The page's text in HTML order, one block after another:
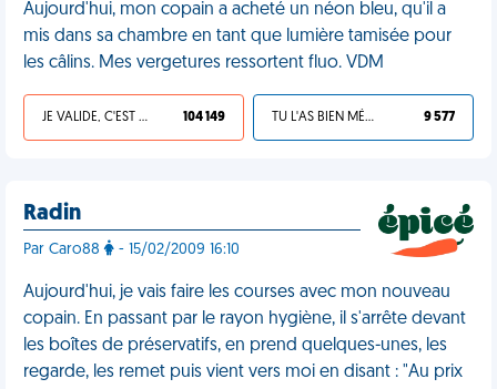
Aujourd'hui, mon copain a acheté un néon bleu, qu'il a
mis dans sa chambre en tant que lumière tamisée pour
les câlins. Mes vergetures ressortent fluo. VDM
JE VALIDE, C'EST UNE VDM 104 149 TU L'AS BIEN MÉRITÉ 9 577
Radin
Par Caro88 - 15/02/2009 16:10
Aujourd'hui, je vais faire les courses avec mon nouveau
copain. En passant par le rayon hygiène, il s'arrête devant
les boîtes de préservatifs, en prend quelques-unes, les
regarde, les remet puis vient vers moi en disant : "Au prix